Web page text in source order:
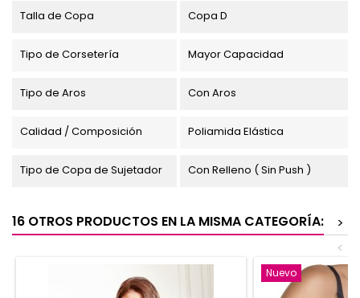
Talla de Copa Copa D
Tipo de Corsetería Mayor Capacidad
Tipo de Aros Con Aros
Calidad / Composición Poliamida Elástica
Tipo de Copa de Sujetador Con Relleno ( Sin Push )
16 OTROS PRODUCTOS EN LA MISMA CATEGORÍA:
>
<
Nuevo